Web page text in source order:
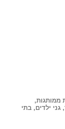
ממותגות,
ילדים, בתי